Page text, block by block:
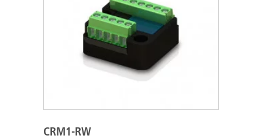
CRM1-RW